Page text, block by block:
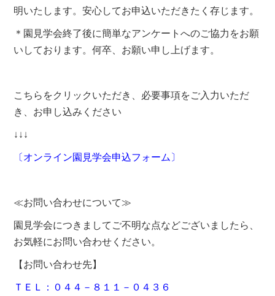
明いたします。安心してお申込いただきたく存じます。
＊園見学会終了後に簡単なアンケートへのご協力をお願
いしております。何卒、お願い申し上げます。
こちらをクリックいただき、必要事項をご入力いただ
き、お申し込みください
↓↓↓
〔オンライン園見学会申込フォーム〕
≪お問い合わせについて≫
園見学会につきましてご不明な点などございましたら、
お気軽にお問い合わせください。
【お問い合わせ先】
ＴＥＬ： ０４４－８１１－０４３６